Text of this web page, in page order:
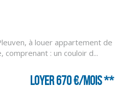
à louer appartement de
: un couloir d...
Loyer 670 €/mois**